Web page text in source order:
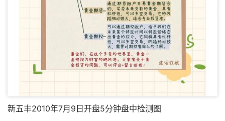
新五丰2010年7月9日开盘5分钟盘中检测图